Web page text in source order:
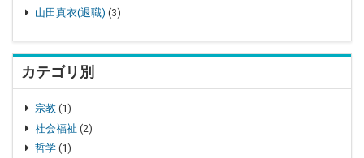
山田真衣(退職) (3)
カテゴリ別
宗教(1)
社会福祉 (2)
哲学(1)